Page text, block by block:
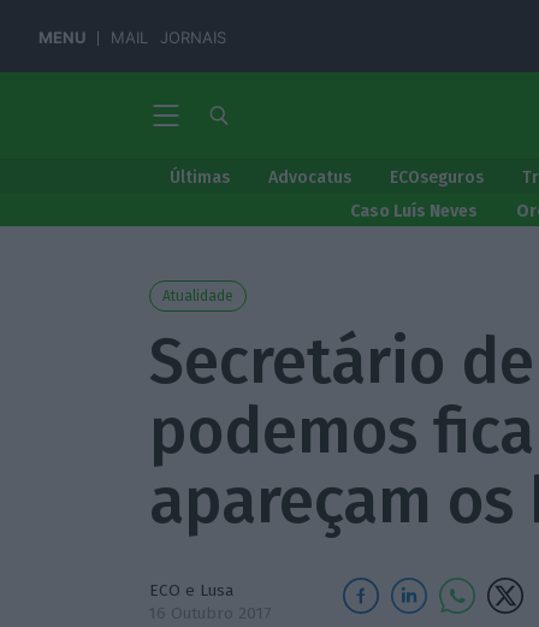
MENU MAIL JORNAIS
Últimas Advocatus ECOseguros
Caso Luís Neves
Atualidade
Secretário
podemos
apareçam os
ECO e Lusa
16 Outubro 2017